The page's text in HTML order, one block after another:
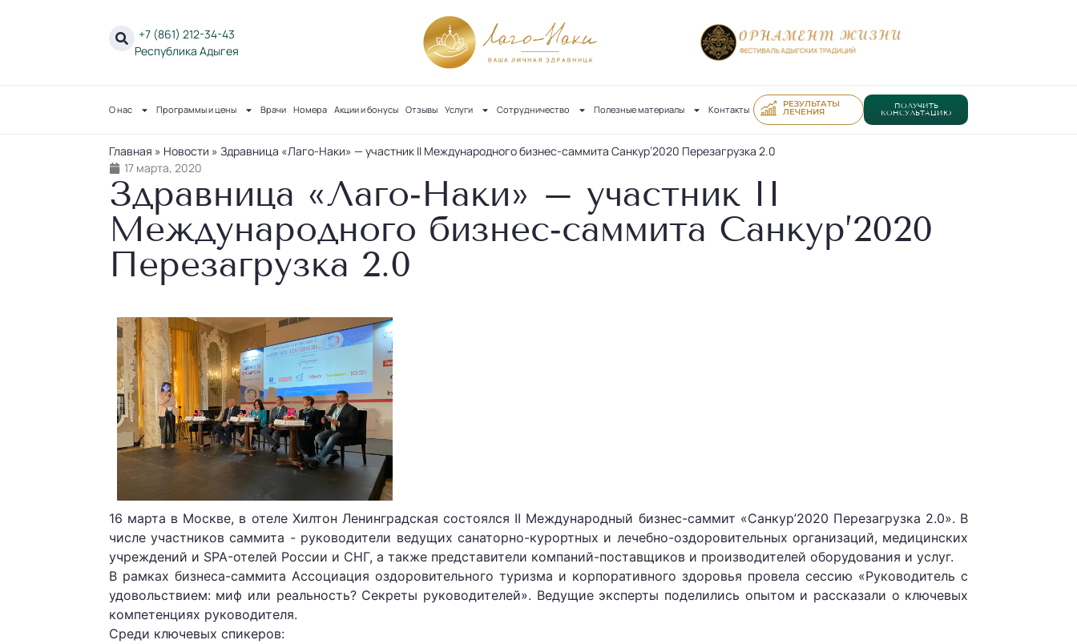
+7 (861) 212-34-43
Республика Адыгея
О нас Программы и цены Врачи Номера Акции и бонусы Отзывы Услуги Сотрудничество Полезные материалы Контакты РЕЗУЛЬТАТЫ
ЛЕЧЕНИЯ
ПОЛУЧИТЬ
КОНСУЛЬТАЦИЮ
Главная » Новости » Здравница «Лаго-Наки» — участник II Международного бизнес-саммита Санкур’2020 Перезагрузка 2.0
17 марта, 2020
Здравница «Лаго‐Наки» – участник II
Международного бизнес‐саммита Санкур’2020
Перезагрузка 2.0
16 марта в Москве, в отеле Хилтон Ленинградская состоялся II Международный бизнес-саммит «Санкур’2020 Перезагрузка 2.0». В
числе участников саммита - руководители ведущих санаторно-курортных и лечебно-оздоровительных организаций, медицинских
учреждений и SPA-отелей России и СНГ, а также представители компаний-поставщиков и производителей оборудования и услуг.
В рамках бизнеса-саммита Ассоциация оздоровительного туризма и корпоративного здоровья провела сессию «Руководитель с
удовольствием: миф или реальность? Секреты руководителей». Ведущие эксперты поделились опытом и рассказали о ключевых
компетенциях руководителя.
Среди ключевых спикеров: